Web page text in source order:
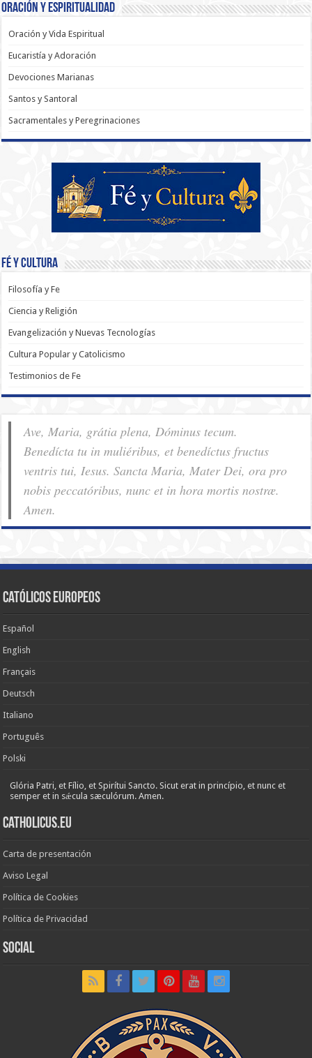
Oración y Espiritualidad
Oración y Vida Espiritual
Eucaristía y Adoración
Devociones Marianas
Santos y Santoral
Sacramentales y Peregrinaciones
Fé y Cultura
Filosofía y Fe
Ciencia y Religión
Evangelización y Nuevas Tecnologías
Cultura Popular y Catolicismo
Testimonios de Fe
Ave, Maria, grátia plena, Dóminus tecum.
Benedícta tu in muliéribus, et benedíctus fructus
ventris tui, Iesus. Sancta Maria, Mater Dei, ora pro
nobis pec­ca­tóribus, nunc et in hora mortis nostræ.
Amen.
Católicos Europeos
Español
English
Français
Deutsch
Italiano
Português
Polski
Glória Patri, et Fílio, et Spirítui Sancto. Sicut erat in princípio, et nunc et
semper et in sǽcula sæculórum. Amen.
Catholicus.eu
Carta de presentación
Aviso Legal
Política de Cookies
Política de Privacidad
Social